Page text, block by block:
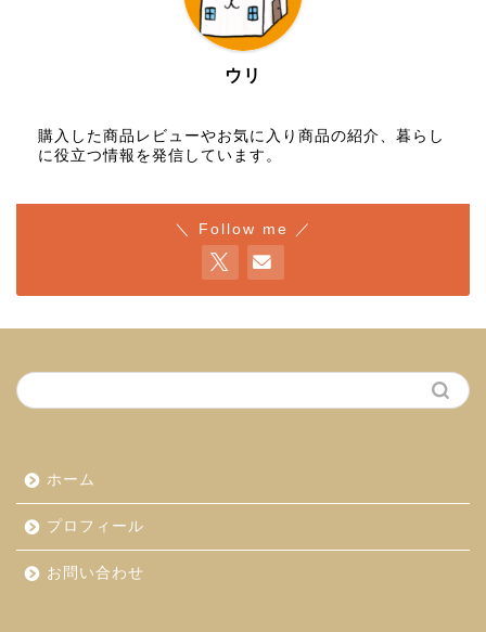
ウリ
購入した商品レビューやお気に入り商品の紹介、暮らし
に役立つ情報を発信しています。
＼ Follow me ／
ホーム
プロフィール
お問い合わせ